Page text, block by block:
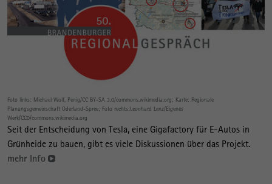
Foto links: Michael Wolf, Penig/CC BY-SA 3.0/commons.wikimedia.org; Karte: Regionale
Planungsgemeinschaft Oderland-Spree; Foto rechts:Leonhard Lenz/Eigenes
Werk/CC0/commons.wikimedia.org
Seit der Entscheidung von Tesla, eine Gigafactory für E-Autos in
Grünheide zu bauen, gibt es viele Diskussionen über das Projekt.
mehr Info